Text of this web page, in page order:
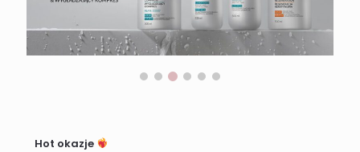
Hot okazje